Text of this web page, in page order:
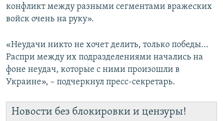
конфликт между разными сегментами вражеских
войск очень на руку».
«Неудачи никто не хочет делить, только победы...
Распри между их подразделениями начались на
фоне неудач, которые с ними произошли в
Украине», – подчеркнул пресс-секретарь.
Новости без блокировки и цензуры!